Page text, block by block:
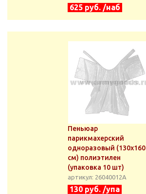
625 руб. /наб
Пеньюар
парикмахерский
одноразовый (130x160
см) полиэтилен
(упаковка 10 шт)
артикул: 26040012А
130 руб. /упа